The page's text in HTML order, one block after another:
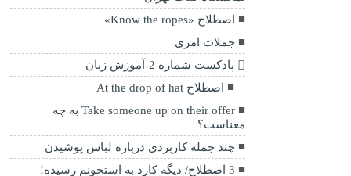
اصطلاح «Know the ropes»
جملات امری
پادکست شماره 2-آموزش زبان
اصطلاح At the drop of hat
Take someone up on their offer به چه
معناست؟
چند جمله کاربردی درباره لباس پوشیدن
3 اصطلاح/ دیگه کارد به استخونم رسیده!